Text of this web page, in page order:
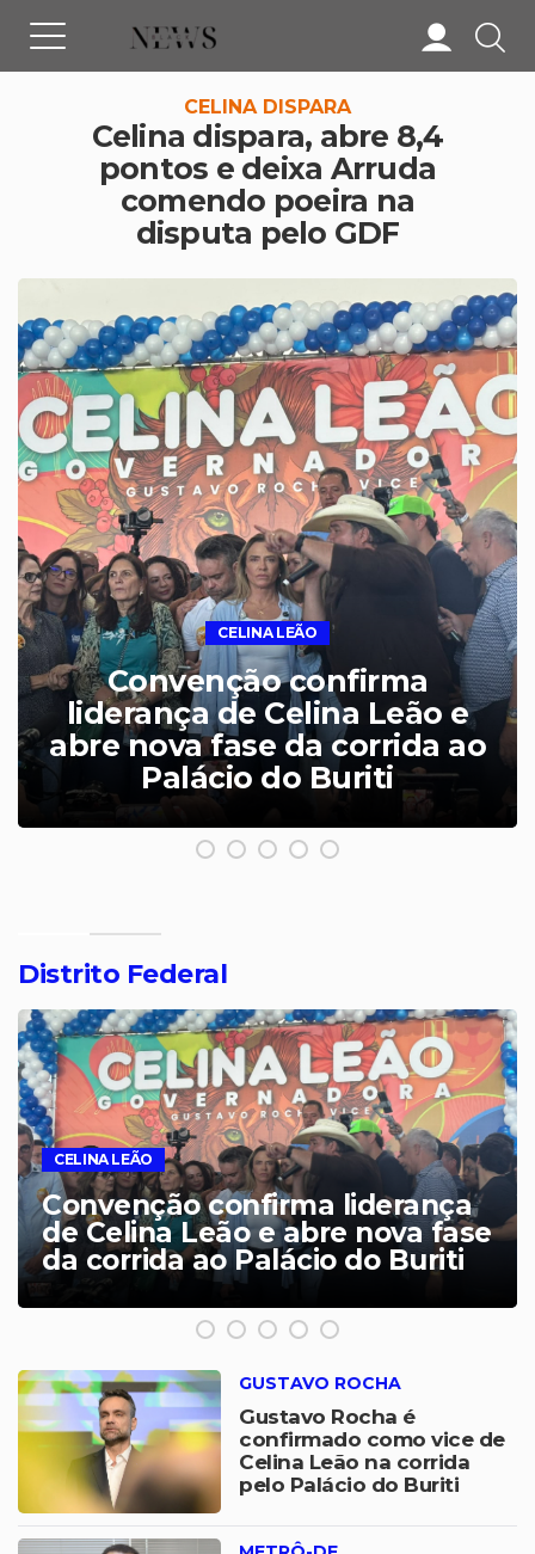
CELINA DISPARA
Celina dispara, abre 8,4
pontos e deixa Arruda
comendo poeira na
disputa pelo GDF
MDB ANUNCIA APOIO
MDB anuncia apoio a Celina
Leão e amplia frente
partidária na disputa pelo
Governo do DF
Distrito Federal
MDB ANUNCIA APOIO
MDB anuncia apoio a Celina
Leão e amplia frente partidária
na disputa pelo Governo do DF
GUSTAVO ROCHA
Gustavo Rocha é
confirmado como vice de
Celina Leão na corrida
pelo Palácio do Buriti